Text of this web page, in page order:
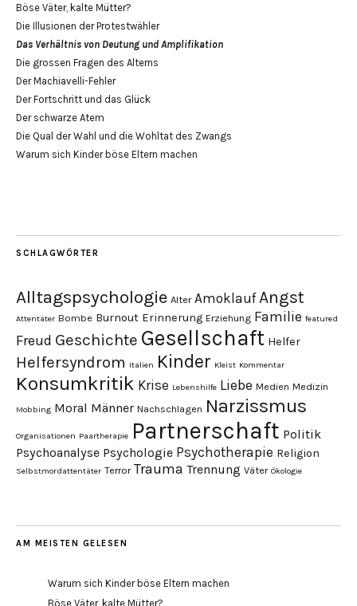
Böse Väter, kalte Mütter?
Die Illusionen der Protestwähler
Das Verhältnis von Deutung und Amplifikation
Die grossen Fragen des Alterns
Der Machiavelli-Fehler
Der Fortschritt und das Glück
Der schwarze Atem
Die Qual der Wahl und die Wohltat des Zwangs
Warum sich Kinder böse Eltern machen
SCHLAGWÖRTER
Alltagspsychologie Alter Amoklauf Angst
Attentäter Bombe Burnout Erinnerung Erziehung Familie featured
Freud Geschichte Gesellschaft Helfer
Helfersyndrom Italien Kinder Kleist Kommentar
Konsumkritik Krise Lebenshilfe Liebe Medien Medizin
Mobbing Moral Männer Nachschlagen Narzissmus
Organisationen Paartherapie Partnerschaft Politik
Psychoanalyse Psychologie Psychotherapie Religion
Selbstmordattentäter Terror Trauma Trennung Väter Ökologie
AM MEISTEN GELESEN
Warum sich Kinder böse Eltern machen
Böse Väter, kalte Mütter?